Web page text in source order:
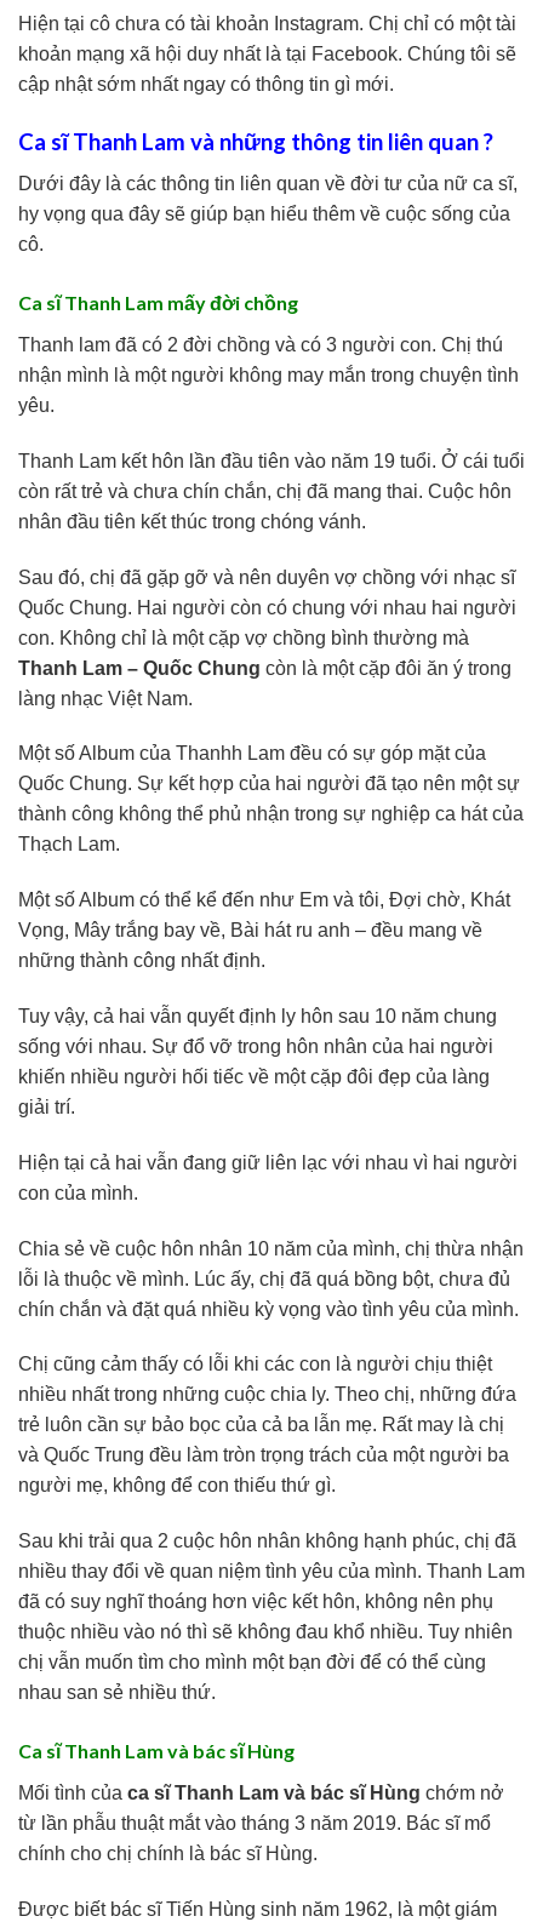
Hiện tại cô chưa có tài khoản Instagram. Chị chỉ có một tài
khoản mạng xã hội duy nhất là tại Facebook. Chúng tôi sẽ
cập nhật sớm nhất ngay có thông tin gì mới.
Ca sĩ Thanh Lam và những thông tin liên quan ?
Dưới đây là các thông tin liên quan về đời tư của nữ ca sĩ,
hy vọng qua đây sẽ giúp bạn hiểu thêm về cuộc sống của
cô.
Ca sĩ Thanh Lam mấy đời chồng
Thanh lam đã có 2 đời chồng và có 3 người con. Chị thú
nhận mình là một người không may mắn trong chuyện tình
yêu.
Thanh Lam kết hôn lần đầu tiên vào năm 19 tuổi. Ở cái tuổi
còn rất trẻ và chưa chín chắn, chị đã mang thai. Cuộc hôn
nhân đầu tiên kết thúc trong chóng vánh.
Sau đó, chị đã gặp gỡ và nên duyên vợ chồng với nhạc sĩ
Quốc Chung. Hai người còn có chung với nhau hai người
con. Không chỉ là một cặp vợ chồng bình thường mà
Thanh Lam – Quốc Chung còn là một cặp đôi ăn ý trong
làng nhạc Việt Nam.
Một số Album của Thanhh Lam đều có sự góp mặt của
Quốc Chung. Sự kết hợp của hai người đã tạo nên một sự
thành công không thể phủ nhận trong sự nghiệp ca hát của
Thạch Lam.
Một số Album có thể kể đến như Em và tôi, Đợi chờ, Khát
Vọng, Mây trắng bay về, Bài hát ru anh – đều mang về
những thành công nhất định.
Tuy vậy, cả hai vẫn quyết định ly hôn sau 10 năm chung
sống với nhau. Sự đổ vỡ trong hôn nhân của hai người
khiến nhiều người hối tiếc về một cặp đôi đẹp của làng
giải trí.
Hiện tại cả hai vẫn đang giữ liên lạc với nhau vì hai người
con của mình.
Chia sẻ về cuộc hôn nhân 10 năm của mình, chị thừa nhận
lỗi là thuộc về mình. Lúc ấy, chị đã quá bồng bột, chưa đủ
chín chắn và đặt quá nhiều kỳ vọng vào tình yêu của mình.
Chị cũng cảm thấy có lỗi khi các con là người chịu thiệt
nhiều nhất trong những cuộc chia ly. Theo chị, những đứa
trẻ luôn cần sự bảo bọc của cả ba lẫn mẹ. Rất may là chị
và Quốc Trung đều làm tròn trọng trách của một người ba
người mẹ, không để con thiếu thứ gì.
Sau khi trải qua 2 cuộc hôn nhân không hạnh phúc, chị đã
nhiều thay đổi về quan niệm tình yêu của mình. Thanh Lam
đã có suy nghĩ thoáng hơn việc kết hôn, không nên phụ
thuộc nhiều vào nó thì sẽ không đau khổ nhiều. Tuy nhiên
chị vẫn muốn tìm cho mình một bạn đời để có thể cùng
nhau san sẻ nhiều thứ.
Ca sĩ Thanh Lam và bác sĩ Hùng
Mối tình của ca sĩ Thanh Lam và bác sĩ Hùng chớm nở
từ lần phẫu thuật mắt vào tháng 3 năm 2019. Bác sĩ mổ
chính cho chị chính là bác sĩ Hùng.
Được biết bác sĩ Tiến Hùng sinh năm 1962, là một giám